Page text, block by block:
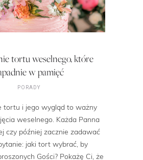
tortu weselnego, które
w pamięć
PORADY
tortu i jego wygląd to ważny
weselnego. Każda Panna
czy później zacznie zadawać
jaki tort wybrać, by
Gości? Pokażę Ci, że